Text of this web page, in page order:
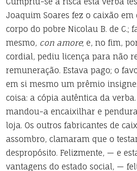
Joaquim Soares fez o caixão
corpo do pobre Nicolau B. de C.;
mesmo, con amore; e, no fim,
cordial, pediu licença para não
remuneração. Estava pago; o
em si mesmo um prêmio
coisa: a cópia autêntica da
mandou-a encaixilhar e
loja. Os outros fabricantes de
assombro, clamaram que o
despropósito. Felizmente, — e
vantagens do estado social, —